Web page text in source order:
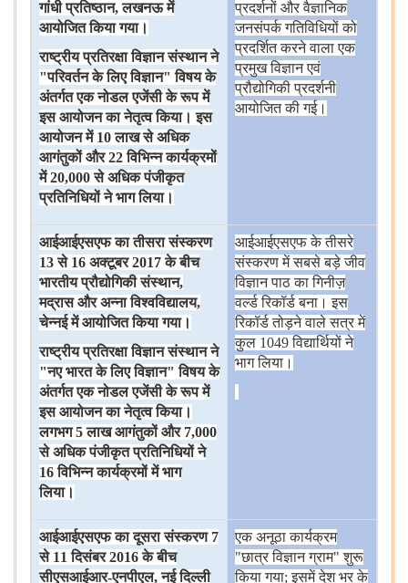
गांधी प्रतिष्ठान,लखनऊ में
आयोजित किया गया।
राष्ट्रीय प्रतिरक्षा विज्ञान संस्थान ने
"परिवर्तन के लिए विज्ञान"विषय के
अंतर्गत एक नोडल एजेंसी के रूप में
इस आयोजन का नेतृत्व किया। इस
आयोजन में10लाख से अधिक
आगंतुकों और22विभिन्न कार्यक्रमों
में20,000से अधिक पंजीकृत
प्रतिनिधियों ने भाग लिया।
प्रदर्शनों और वैज्ञानिक
जनसंपर्क गतिविधियों को
प्रदर्शित करने वाला एक
प्रमुख विज्ञान एवं
प्रौद्योगिकी प्रदर्शनी
आयोजित की गई।
आईआईएसएफ का तीसरा संस्करण
13से16 अक्टूबर2017के बीच
भारतीय प्रौद्योगिकी संस्थान,
मद्रास और अन्ना विश्वविद्यालय,
चेन्नई में आयोजित किया गया।
राष्ट्रीय प्रतिरक्षा विज्ञान संस्थान ने
"नए भारत के लिए विज्ञान"विषय के
अंतर्गत एक नोडल एजेंसी के रूप में
इस आयोजन का नेतृत्व किया।
लगभग5लाख आगंतुकों और7,000
से अधिक पंजीकृत प्रतिनिधियों ने
16विभिन्न कार्यक्रमों में भाग
लिया।
आईआईएसएफ के तीसरे
संस्करण में सबसे बड़े जीव
विज्ञान पाठ का गिनीज़
वर्ल्ड रिकॉर्ड बना। इस
रिकॉर्ड तोड़ने वाले सत्र में
कुल 1049 विद्यार्थियों ने
भाग लिया।
आईआईएसएफ का दूसरा संस्करण7
से11दिसंबर2016के बीच
सीएसआईआर-एनपीएल,नई दिल्ली
एक अनूठा कार्यक्रम
"छात्र विज्ञान ग्राम" शुरू
किया गया; इसमें देश भर के